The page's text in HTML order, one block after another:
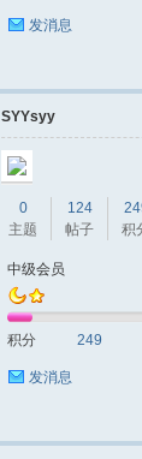
发消息
SYYsyy
0
主题
124
帖子
积
中级会员
积分 249
发消息